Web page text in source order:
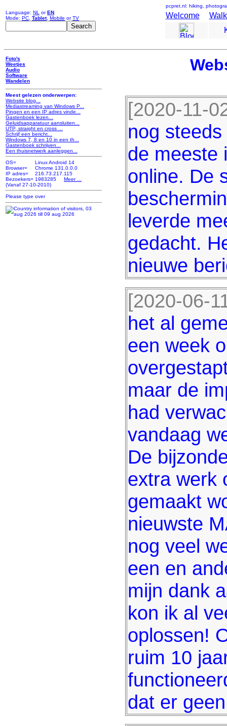
Language: NL orEN
Mode: PC Tablet, Mobile orTV
pcpret.nl: hiking,
Welcome
Foto's
Weetjes
Audio
Software
Wandelen
Meest gelezen onderwerpen:
Website blog...
Mediastreaming van Windows P...
Pingen en een IP adres vinde...
Gastenboek lezen...
Geluidsapparatuur aansluiten...
UTP, straight en cross ...
Schrijf een bericht...
Windows 7, 8 en 10 in een th...
Gastenboek schrijven...
Een thuisnetwerk aanleggen...
OS=
Linux Android 14
Browser=
Chrome 131.0.0.0
IP adres=
216.73.217.115
Bezoekers= 1983285 Meer ...
(Vanaf 27-10-2010)
[2020-11-
nog
de meeste
online. De
leverde
gedacht.
nieuwe
[2020-06-
het al
een week
maar de
had
vandaag
De
extra werk
gemaakt
nieuwste
nog veel
een en
mijn dank
kon ik al
oplossen!
ruim 10
dat er